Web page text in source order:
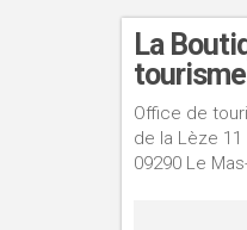
La
tourisme
Office de
de la Lèze
09290 Le